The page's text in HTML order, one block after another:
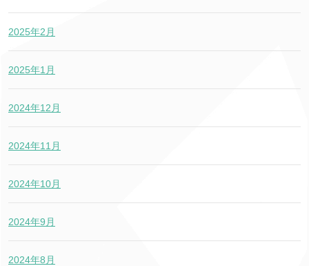
2025年2月
2025年1月
2024年12月
2024年11月
2024年10月
2024年9月
2024年8月